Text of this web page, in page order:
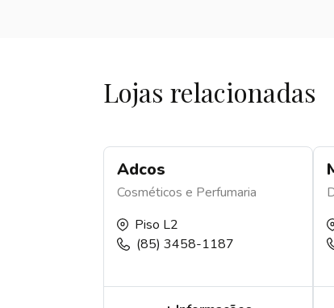
Lojas relacionadas
Adcos
Cosméticos e Perfumaria
Piso L2
(85) 3458-1187